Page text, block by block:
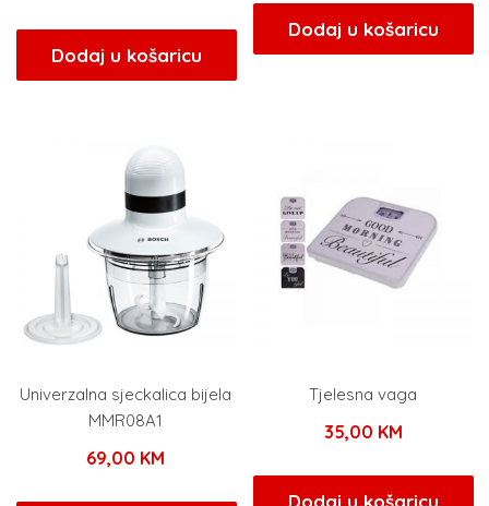
Dodaj u košaricu
Dodaj u košaricu
Univerzalna sjeckalica bijela
MMR08A1
69,00 KM
Tjelesna vaga
35,00 KM